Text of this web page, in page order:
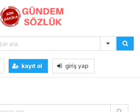
kayıt ol giriş yap